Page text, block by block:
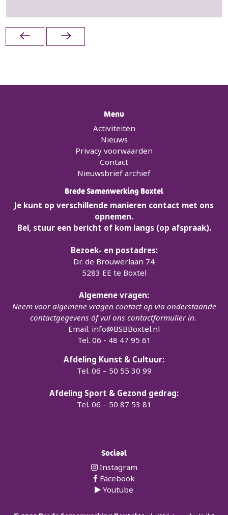
Menu
Activiteiten
Nieuws
Privacy voorwaarden
Contact
Nieuwsbrief archief
Brede Samenwerking Boxtel
Je kunt op verschillende manieren contact met ons
opnemen.
Bel, stuur een bericht of kom langs (op afspraak).
Bezoek- en postadres:
Dr. de Brouwerlaan 74
5283 EE te Boxtel
Algemene vragen:
Neem voor algemene vragen contact op via onderstaande
contactgegevens óf vul ons contactformulier in.
Email. info@BSBBoxtel.nl
Tel. 06 - 48 47 95 61
Afdeling Kunst & Cultuur:
Tel. 06 – 50 55 30 99
Afdeling Sport & Gezond gedrag:
Tel. 06 – 50 87 53 81
Sociaal
Instagram
Facebook
Youtube